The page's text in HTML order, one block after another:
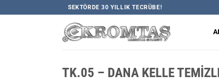
atla
SEKTÖRDE 30 YILLIK TECRÜBE!
TK.05 – DANA KELLE